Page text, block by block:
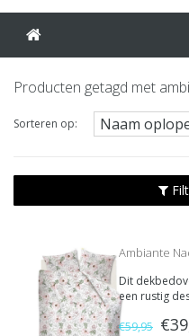
Producten getagd met
Sorteren op:
Ambiante
Dit
een rustig
blaadjes. Het
heeft een
€59,95